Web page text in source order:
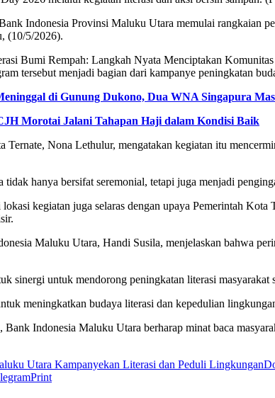
Indonesia Provinsi Maluku Utara memulai rangkaian
(10/5/2026).
Bumi Rempah: Langkah Nyata Menciptakan
tersebut menjadi bagian dari kampanye peningkatan
di Gunung Dukono, Dua WNA Singapura
Morotai Jalani Tahapan Haji dalam Kondisi Baik
Ternate, Nona Lethulur, mengatakan kegiatan itu
hanya bersifat seremonial, tetapi juga menjadi
kegiatan juga selaras dengan upaya Pemerintah
Maluku Utara, Handi Susila, menjelaskan bahwa
sinergi untuk mendorong peningkatan literasi
meningkatkan budaya literasi dan kepedulian
Indonesia Maluku Utara berharap minat baca
Utara Kampanyekan Literasi dan Peduli Lingkungan
Print